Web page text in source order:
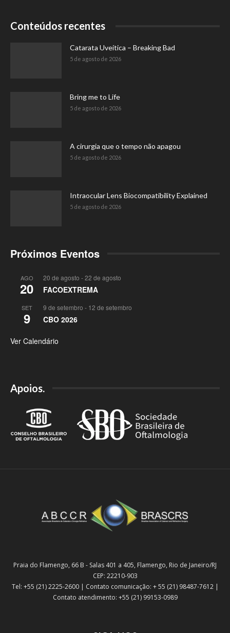
Conteúdos recentes
Catarata Uveítica – Breaking Bad
5 de agosto de 2026
Bring me to Life
5 de agosto de 2026
A cirurgia que o tempo não apagou
5 de agosto de 2026
Intraocular Lens Biocompatibility Explained
5 de agosto de 2026
Próximos Eventos
AGO
20
20 de agosto -22 de agosto
FACOEXTREMA
SET
9
9 de setembro - 12 de setembro
CBO 2026
Ver Calendário
Apoios.
Praia do Flamengo, 66 B - Salas 401 a 405, Flamengo, Rio de Janeiro/RJ
CEP: 22210-903
Tel: +55 (21) 2225-2600 | Contato comunicação: + 55 (21) 98487-7612 |
Contato atendimento: +55 (21) 99153-0989